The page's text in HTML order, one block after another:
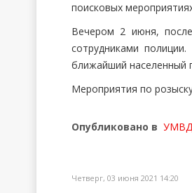
поисковых
Вечером 2 июня,
сотрудниками
ближайший населенный
Мероприятия по
Опубликовано в УМВД
Четверг, 03 июня 2021 14:20